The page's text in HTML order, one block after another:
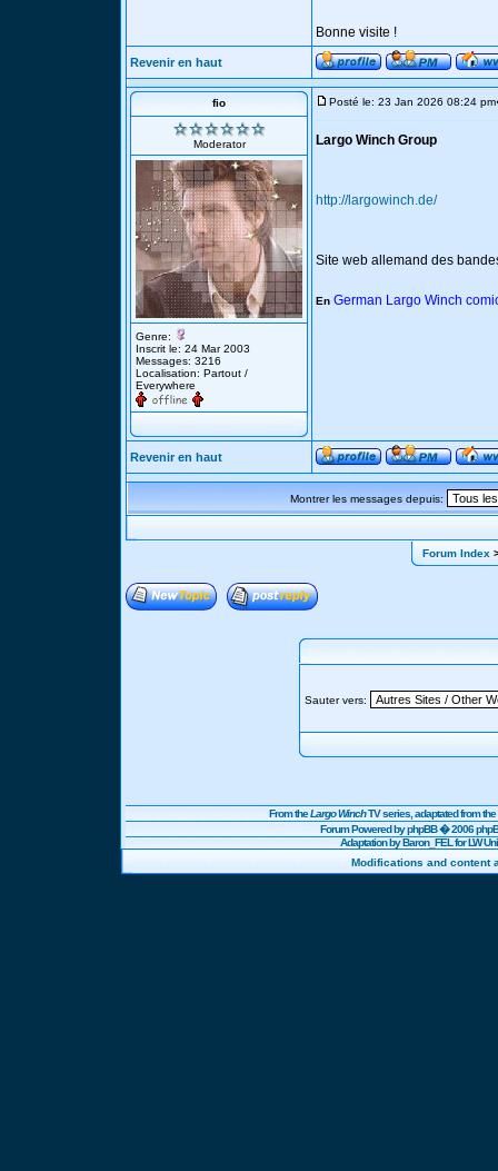
Bonne visite !
Revenir en haut
fio
Moderator
Genre:
Inscrit le: 24 Mar 2003
Messages: 3216
Localisation: Partout /
Everywhere
Posté le: 23 Jan 2026 08:24 pm
Largo Winch Group
http://largowinch.de/
Site web allemand des
En German Largo Winch
Revenir en haut
Montrer les messages depuis:
Forum Index
Sauter vers:
From theLargo WinchTV series, adaptated from
Forum Powered byphpBB� 2006
Adaptation by Baron_FEL for LW
Modifications and content